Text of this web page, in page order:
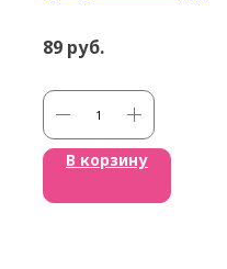
89 руб.
В корзину